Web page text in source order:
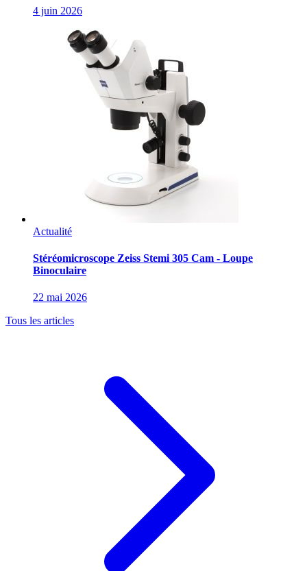
4 juin 2026
Actualité
Stéréomicroscope Zeiss Stemi 305 Cam - Loupe
Binoculaire
22 mai 2026
Tous les articles